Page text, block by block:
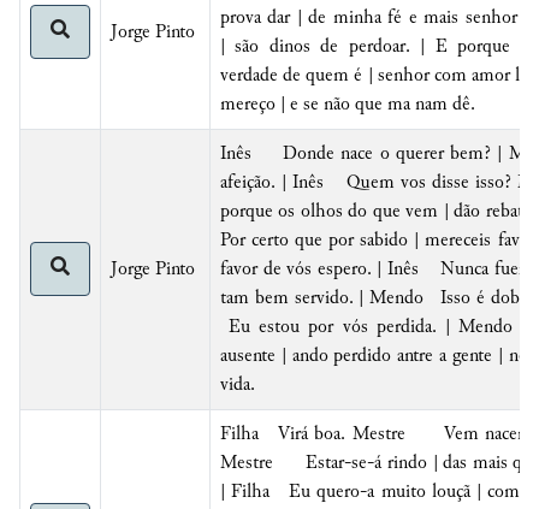
Jorge Pinto
prova dar | de minha fé e mais senhor |
|são dinos de perdoar. | E porque
verdade de quem é | senhor com amor
mereço | e se não que ma nam dê.
Jorge Pinto
InêsDonde nace o querer bem? |
afeição. | Inês Quem vos disse isso?
porqueos olhos do que vem |dão rebate
Por certo que por sabido | mereceis
favor de vós espero. | Inês Nunca fuera
tam bem servido. | Mendo Isso é
Eu estou por vós perdida. | Mendo
ausente | ando perdido antre a gente |
vida.
Filha Virá boa. Mestre Vem
Mestre Estar-se-á rindo | das mais que
|Filha Eu quero-a muito louçã | com